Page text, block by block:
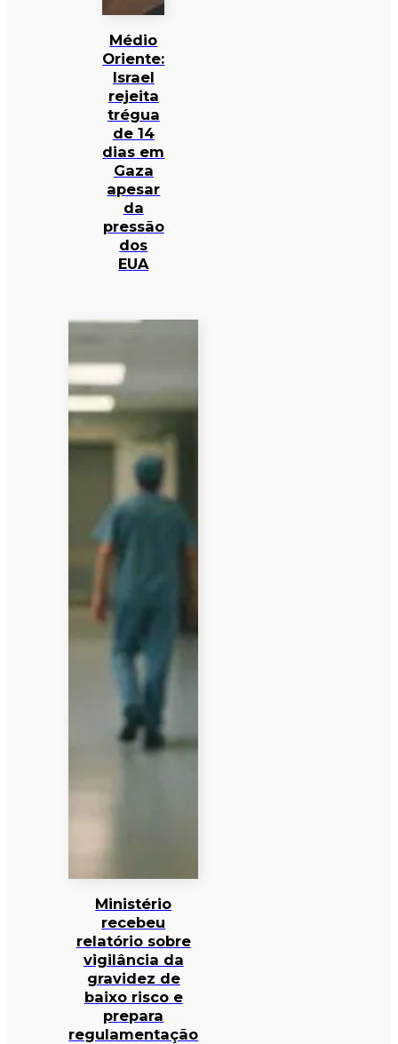
Médio
Oriente:
Israel
rejeita
trégua
de 14
dias em
Gaza
apesar
da
pressão
dos
EUA
Ministério
recebeu
relatório sobre
vigilância da
gravidez de
baixo risco e
prepara
regulamentação